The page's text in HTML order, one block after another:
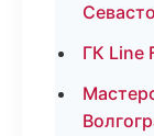
ГК Line